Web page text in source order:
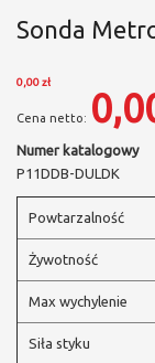
Sonda
0,00 zł
Numer katalogowy
P11DDB-DULDK
Powtarzalność
Żywotność
Max wychylenie
Siła styku